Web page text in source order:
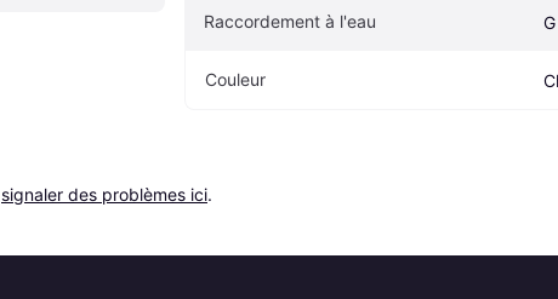
Raccordement à l'eau
Couleur
signaler des problèmes ici.